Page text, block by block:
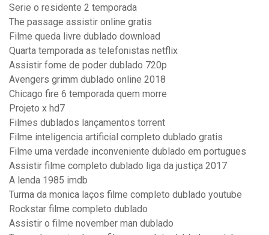
Serie o residente 2 temporada
The passage assistir online gratis
Filme queda livre dublado download
Quarta temporada as telefonistas netflix
Assistir fome de poder dublado 720p
Avengers grimm dublado online 2018
Chicago fire 6 temporada quem morre
Projeto x hd7
Filmes dublados lançamentos torrent
Filme inteligencia artificial completo dublado gratis
Filme uma verdade inconveniente dublado em portugues
Assistir filme completo dublado liga da justiça 2017
A lenda 1985 imdb
Turma da monica laços filme completo dublado youtube
Rockstar filme completo dublado
Assistir o filme november man dublado